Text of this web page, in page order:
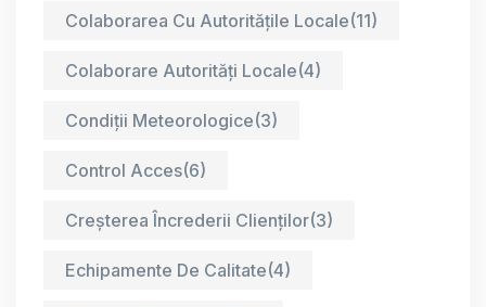
Colaborarea Cu Autoritățile Locale(11)
Colaborare Autorități Locale(4)
Condiții Meteorologice(3)
Control Acces(6)
Creșterea Încrederii Clienților(3)
Echipamente De Calitate(4)